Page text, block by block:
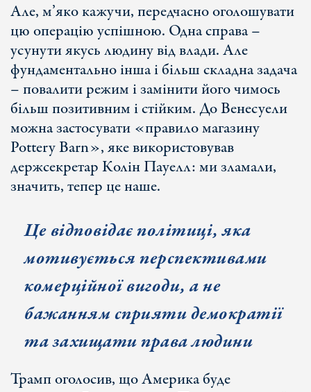
Але, м’яко кажучи, передчасно оголошувати
цю операцію успішною. Одна справа –
усунути якусь людину від влади. Але
фундаментально інша і більш складна задача
– повалити режим і замінити його чимось
більш позитивним і стійким. До Венесуели
можна застосувати «правило магазину
Pottery Barn», яке використовував
держсекретар Колін Пауелл: ми зламали,
значить, тепер це наше.
Це відповідає політиці, яка
мотивується перспективами
комерційної вигоди, а не
бажанням сприяти демократії
та захищати права людини
Трамп оголосив, що Америка буде